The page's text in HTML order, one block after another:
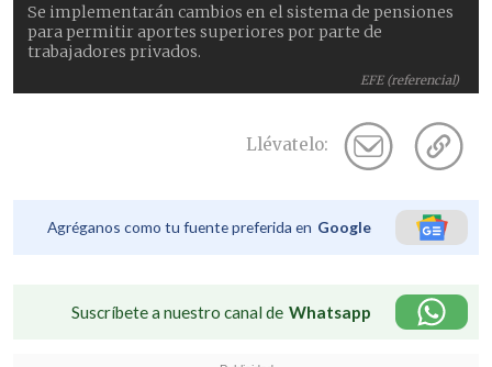
EFE (referencial)
Se implementarán cambios en el sistema de pensiones
para permitir aportes superiores por parte de
trabajadores privados.
Llévatelo:
Agréganos como tu fuente preferida en Google
Suscríbete a nuestro canal de Whatsapp